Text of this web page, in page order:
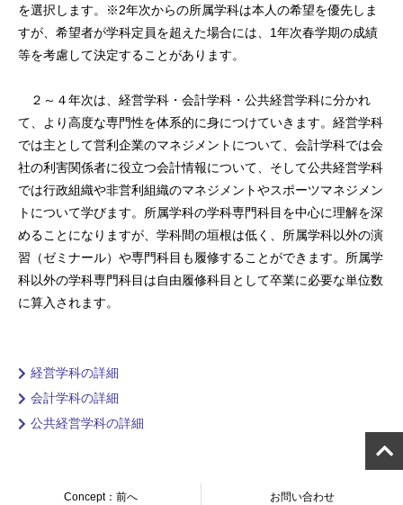
を選択します。※2年次からの所属学科は本人の希望を優先しま
すが、希望者が学科定員を超えた場合には、1年次春学期の成績
等を考慮して決定することがあります。
２～４年次は、経営学科・会計学科・公共経営学科に分かれ
て、より高度な専門性を体系的に身につけていきます。経営学科
では主として営利企業のマネジメントについて、会計学科では会
社の利害関係者に役立つ会計情報について、そして公共経営学科
では行政組織や非営利組織のマネジメントやスポーツマネジメン
トについて学びます。所属学科の学科専門科目を中心に理解を深
めることになりますが、学科間の垣根は低く、所属学科以外の演
習（ゼミナール）や専門科目も履修することができます。所属学
科以外の学科専門科目は自由履修科目として卒業に必要な単位数
に算入されます。
経営学科の詳細
会計学科の詳細
公共経営学科の詳細
Concept：前へ お問い合わせ